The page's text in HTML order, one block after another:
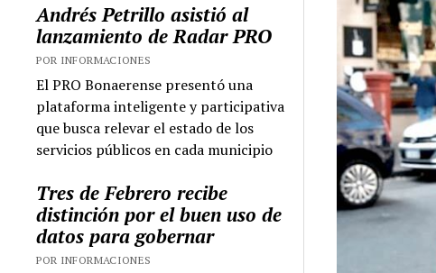
Andrés Petrillo asistió al
lanzamiento de Radar PRO
POR INFORMACIONES
El PRO Bonaerense presentó una
plataforma inteligente y participativa
que busca relevar el estado de los
servicios públicos en cada municipio
Tres de Febrero recibe
distinción por el buen uso de
datos para gobernar
POR INFORMACIONES